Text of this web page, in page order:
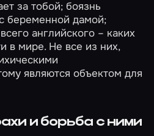
за тобой; боязнь
беременной дамой;
английского – каких
в мире. Не все из них,
являются объектом для
и борьба с ними